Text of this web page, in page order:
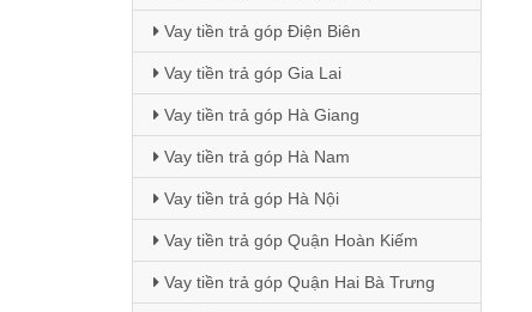
Vay tiền trả góp Điện Biên
Vay tiền trả góp Gia Lai
Vay tiền trả góp Hà Giang
Vay tiền trả góp Hà Nam
Vay tiền trả góp Hà Nội
Vay tiền trả góp Quận Hoàn Kiếm
Vay tiền trả góp Quận Hai Bà Trưng